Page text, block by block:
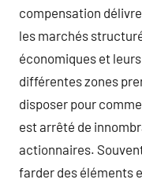
compensation
les marchés
économiques et
différentes zones
disposer pour
est arrêté de
actionnaires.
farder des éléments